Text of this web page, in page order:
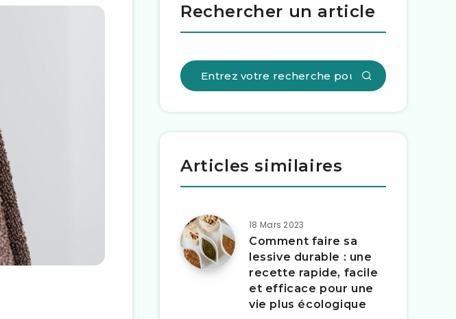
Rechercher un article
Articles similaires
18 Mars 2023
Comment faire sa
lessive durable : une
recette rapide, facile
et efficace pour une
vie plus écologique